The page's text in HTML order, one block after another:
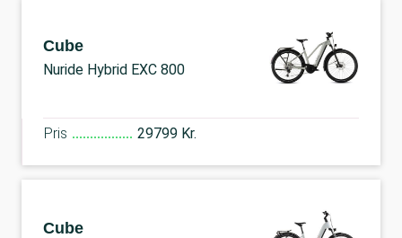
Cube
Nuride Hybrid EXC 800
Pris 29799 Kr.
Cube